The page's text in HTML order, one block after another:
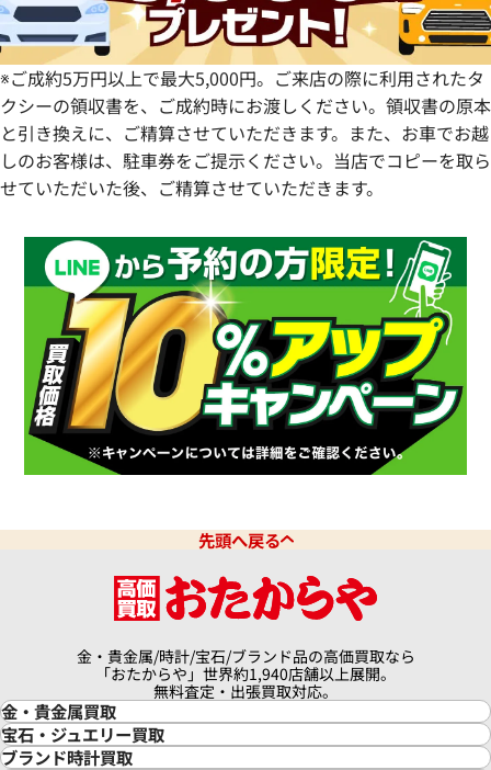
※ご成約5万円以上で最大5,000円。ご来店の際に利用されたタ
クシーの領収書を、ご成約時にお渡しください。領収書の原本
と引き換えに、ご精算させていただきます。また、お車でお越
しのお客様は、駐車券をご提示ください。当店でコピーを取ら
せていただいた後、ご精算させていただきます。
先頭へ戻る
金・貴金属/時計/宝石/ブランド品の高価買取なら
「おたからや」世界約1,940店舗以上展開。
無料査定・出張買取対応。
金・貴金属買取
金買取
金の相場価格情報
宝石・ジュエリー買取
宝石・ジュエリー買取
ブランド時計買取